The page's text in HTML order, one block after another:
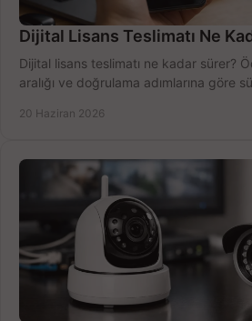
Dijital Lisans Teslimatı Ne
Dijital lisans teslimatı ne kadar sürer?
aralığı ve doğrulama adımlarına göre
20 Haziran 2026